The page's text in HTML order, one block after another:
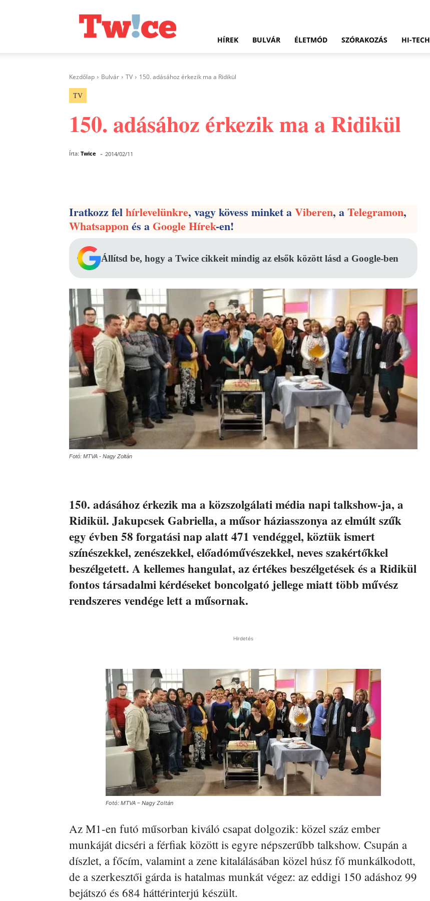
HÍREK BULVÁR ÉLETMÓD SZÓRAKOZÁS HI-TECH
Kezdőlap Bulvár TV 150. adásához érkezik ma a Ridikül
TV
150. adásához érkezik ma a Ridikül
Írta: Twice - 2014/02/11
Iratkozz felhírlevelünkre, vagy kövess minket aViberen, aTelegramon,
Whatsapponés aGoogle Hírek-en!
Állítsd be, hogy a Twice cikkeit mindig az elsők között lásd a Google-ben
Fotó: MTVA - Nagy Zoltán
150. adásához érkezik ma a közszolgálati média napi talkshow-ja, a
Ridikül. Jakupcsek Gabriella, a műsor háziasszonya az elmúlt szűk
egy évben 58 forgatási nap alatt 471 vendéggel, köztük ismert
színészekkel, zenészekkel, előadóművészekkel, neves szakértőkkel
beszélgetett. A kellemes hangulat, az értékes beszélgetések és a Ridikül
fontos társadalmi kérdéseket boncolgató jellege miatt több művész
rendszeres vendége lett a műsornak.
Hirdetés
Fotó: MTVA – Nagy Zoltán
Az M1-en futó műsorban kiváló csapat dolgozik: közel száz ember
munkáját dicséri a férfiak között is egyre népszerűbb talkshow. Csupán a
díszlet, a főcím, valamint a zene kitalálásában közel húsz fő munkálkodott,
de a szerkesztői gárda is hatalmas munkát végez: az eddigi 150 adáshoz 99
bejátszó és 684 háttérinterjú készült.